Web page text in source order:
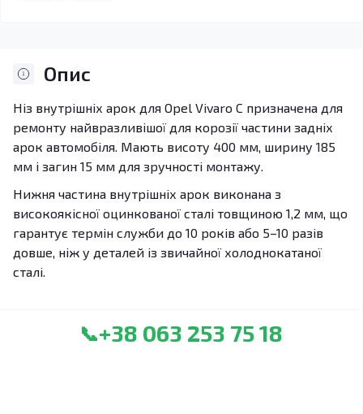
Опис
Ніз внутрішніх арок для Opel Vivaro C призначена для
ремонту найвразливішої для корозії частини задніх
арок автомобіля. Мають висоту 400 мм, ширину 185
мм і загин 15 мм для зручності монтажу.
Нижня частина внутрішніх арок виконана з
високоякісної оцинкованої сталі товщиною 1,2 мм, що
гарантує термін служби до 10 років або 5–10 разів
довше, ніж у деталей із звичайної холоднокатаної
сталі.
📞+38 063 253 75 18